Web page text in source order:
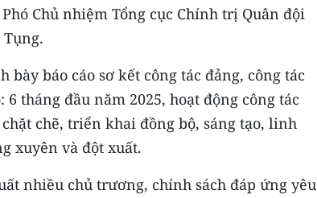
Chủ nhiệm Tổng cục Chính trị Quân đội
báo cáo sơ kết công tác đảng, công tác
tháng đầu năm 2025, hoạt động công tác
chẽ, triển khai đồng bộ, sáng tạo, linh
xuyên và đột xuất.
nhiều chủ trương, chính sách đáp ứng yêu